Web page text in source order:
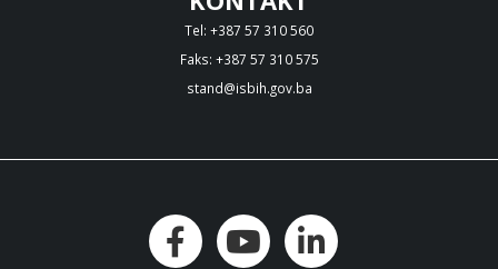
Tel: +387 57 310 560
Faks: +387 57 310 575
stand@isbih.gov.ba